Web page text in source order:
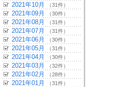
2021年10月 （31件）
2021年09月 （30件）
2021年08月 （31件）
2021年07月 （31件）
2021年06月 （30件）
2021年05月 （31件）
2021年04月 （30件）
2021年03月 （32件）
2021年02月 （28件）
2021年01月 （31件）